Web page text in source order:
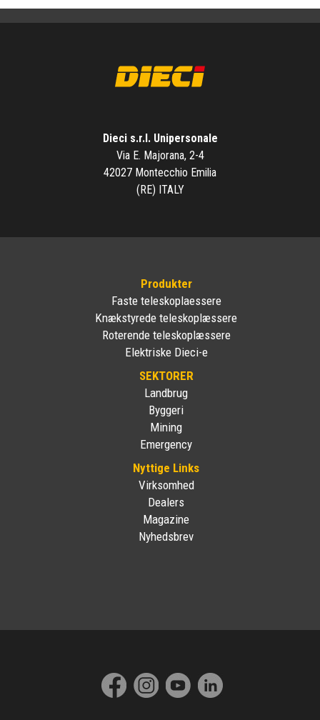
Dieci s.r.l. Unipersonale
Via E. Majorana, 2-4
42027 Montecchio Emilia
(RE) ITALY
Produkter
Faste teleskoplaessere
Knækstyrede teleskoplæssere
Roterende teleskoplæssere
Elektriske Dieci-e
SEKTORER
Landbrug
Byggeri
Mining
Emergency
Nyttige Links
Virksomhed
Dealers
Magazine
Nyhedsbrev